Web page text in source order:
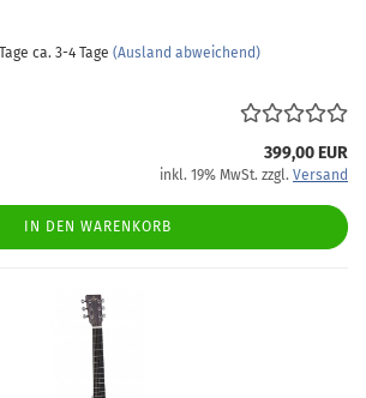
ca. 3-4 Tage (Ausland abweichend)
399,00 EUR
inkl. 19% MwSt. zzgl. Versand
IN DEN WARENKORB